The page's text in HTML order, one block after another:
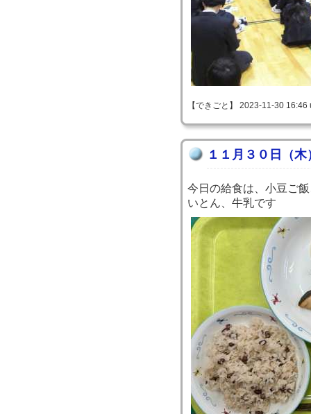
【できごと】 2023-11-30
１１月３０日（木
今日の給食は、小豆ご
いとん、牛乳です